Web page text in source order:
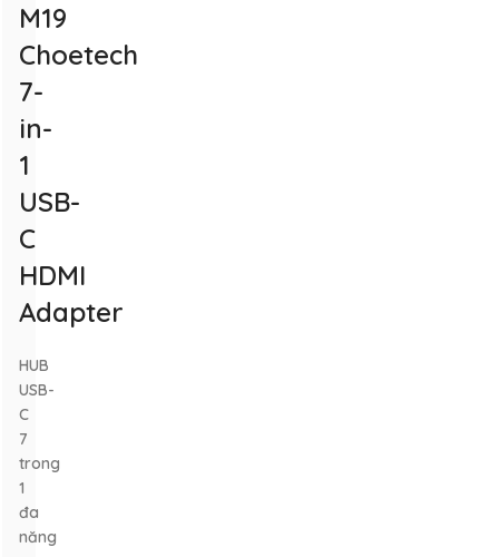
M19
Choetech
7-
in-
1
USB-
C
HDMI
Adapter
HUB
USB-
C
7
trong
1
đa
năng